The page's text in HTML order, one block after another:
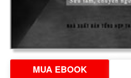
MUA EBOOK